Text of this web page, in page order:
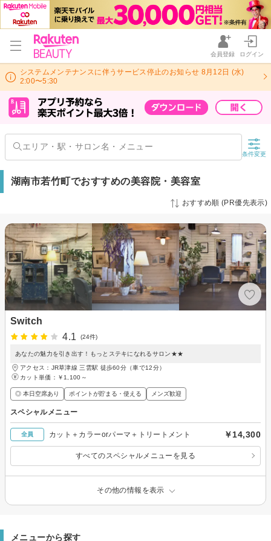
会員登録 ログイン
システムメンテナンスに伴うサービス停止のお知らせ 8月12日 (水)
2:00〜5:30
条件変更
湖南市若竹町でおすすめの美容院・美容室
おすすめ順 (PR優先表示)
Switch
4.1
(24件)
あなたの魅力を引き出す！もっとステキになれるサロン★★
アクセス：JR草津線 三雲駅 徒歩60分（車で12分）
カット単価： ￥1,100～
◎ 本日空席あり ポイントが貯まる・使える メンズ歓迎
スペシャルメニュー
全員 カット＋カラーorパーマ＋トリートメント ￥14,300
すべてのスペシャルメニューを見る
その他の情報を表示
メニューから探す